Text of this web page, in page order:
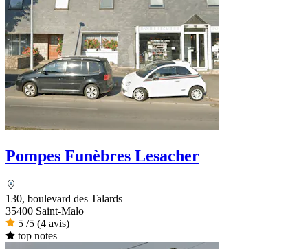
Pompes Funèbres Lesacher
130, boulevard des Talards
35400 Saint-Malo
5 /5 (4 avis)
top notes